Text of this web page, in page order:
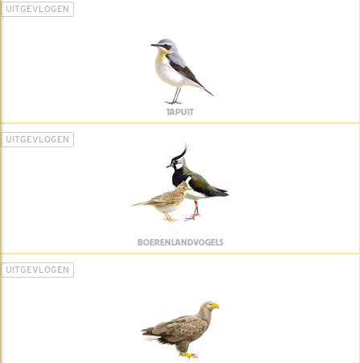
UITGEVLOGEN
TAPUIT
UITGEVLOGEN
BOERENLANDVOGELS
UITGEVLOGEN